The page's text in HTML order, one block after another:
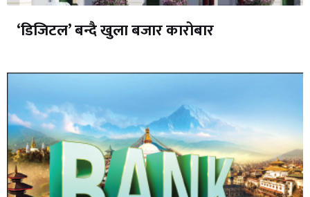
‘डिजिटल’ बन्दै खुला बजार कारोबार